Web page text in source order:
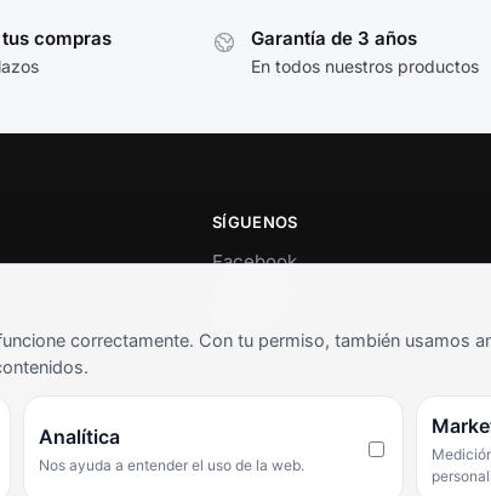
compras Garantía de 3 años
En todos nuestros productos
SÍGUENOS
Facebook
correctamente. Con tu permiso, también usamos
Analítica
Nos ayuda a entender el uso de la web.